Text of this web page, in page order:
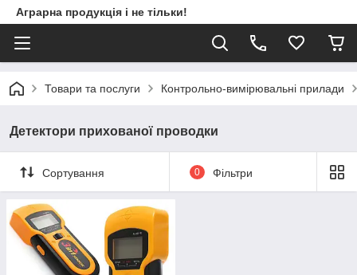
Аграрна продукція і не тільки!
Товари та послуги Контрольно-вимірювальні прилади
Детектори прихованої проводки
Сортування 0 Фільтри